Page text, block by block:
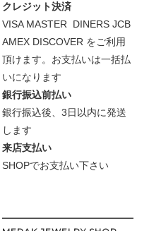
クレジット決済
VISA MASTER DINERS JCB
AMEX DISCOVER をご利用
頂けます。お支払いは一括払
いになります
銀行振込前払い
銀行振込後、3日以内に発送
します
来店支払い
SHOPでお支払い下さい